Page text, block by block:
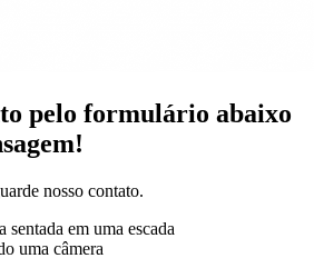
pelo formulário abaixo
nosso contato.